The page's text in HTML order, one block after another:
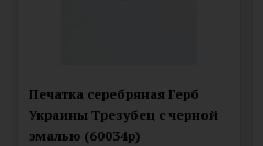
Печатка серебряная Герб
Украины Трезубец с черной
эмалью (60034р)